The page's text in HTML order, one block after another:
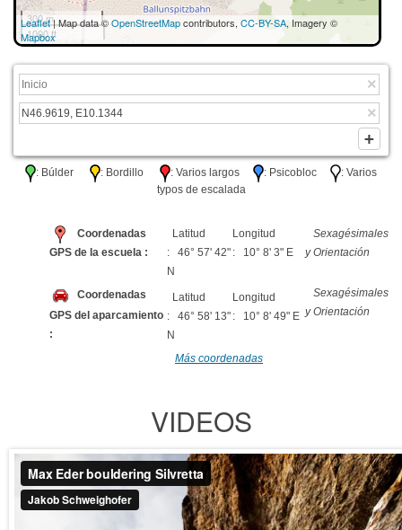
300 m
1000 ft
Leaflet| Map data ©OpenStreetMapcontributors, CC-BY-SA, Imagery ©
Mapbox
: Búlder : Bordillo : Varios largos : Psicobloc
: Varios
typos de escalada
Coordenadas
GPS de la escuela :
Latitud
: 46° 57' 42"
N
Longitud
: 10° 8' 3" E
Sexagésimales
y Orientación
Coordenadas
GPS del aparcamiento
:
Latitud
: 46° 58' 13"
N
Longitud
: 10° 8' 49" E
Sexagésimales
y Orientación
Más coordenadas
VIDEOS